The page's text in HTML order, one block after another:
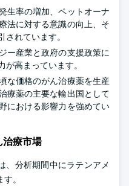
生率の増加、ペットオーナ
法に対する意識の向上、そ
されています。
ー産業と政府の支援政策に
高まっています。
な価格のがん治療薬を生産
療薬の主要な輸出国として
における影響力を強めてい
治療市場
、分析期間中にラテンアメ
。